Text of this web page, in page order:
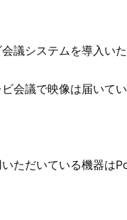
議システムを導入い
ビ会議で映像は届いて
いただいている機器は